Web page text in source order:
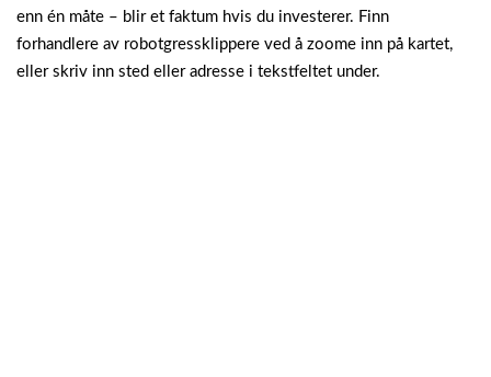
enn én måte – blir et faktum hvis du investerer. Finn
forhandlere av robotgressklippere ved å zoome inn på kartet,
eller skriv inn sted eller adresse i tekstfeltet under.